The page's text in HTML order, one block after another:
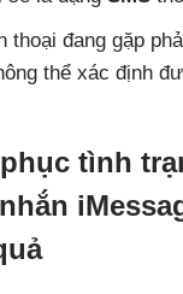
thoại đang gặp
thể xác định
tình